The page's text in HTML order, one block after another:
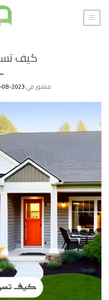
تخطي
للمحتوى
كيف
منشور في2023-08-15